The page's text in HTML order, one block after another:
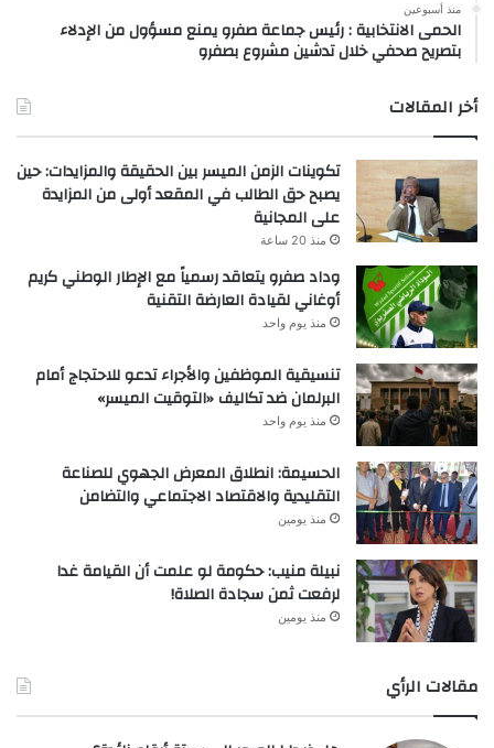
منذ أسبوعين
الحمى الانتخابية : رئيس جماعة صفرو يمنع مسؤول من الإدلاء
بتصريح صحفي خلال تدشين مشروع بصفرو
أخر المقالات
تكوينات الزمن الميسر بين الحقيقة والمزايدات: حين
يصبح حق الطالب في المقعد أولى من المزايدة
على المجانية
منذ 20 ساعة
وداد صفرو يتعاقد رسمياً مع الإطار الوطني كريم
أوغاني لقيادة العارضة التقنية
منذ يوم واحد
تنسيقية الموظفين والأجراء تدعو للاحتجاج أمام
البرلمان ضد تكاليف «التوقيت الميسر»
منذ يوم واحد
الحسيمة: انطلاق المعرض الجهوي للصناعة
التقليدية والاقتصاد الاجتماعي والتضامن
منذ يومين
نبيلة منيب: حكومة لو علمت أن القيامة غدا
لرفعت ثمن سجادة الصلاة!
منذ يومين
مقالات الرأي